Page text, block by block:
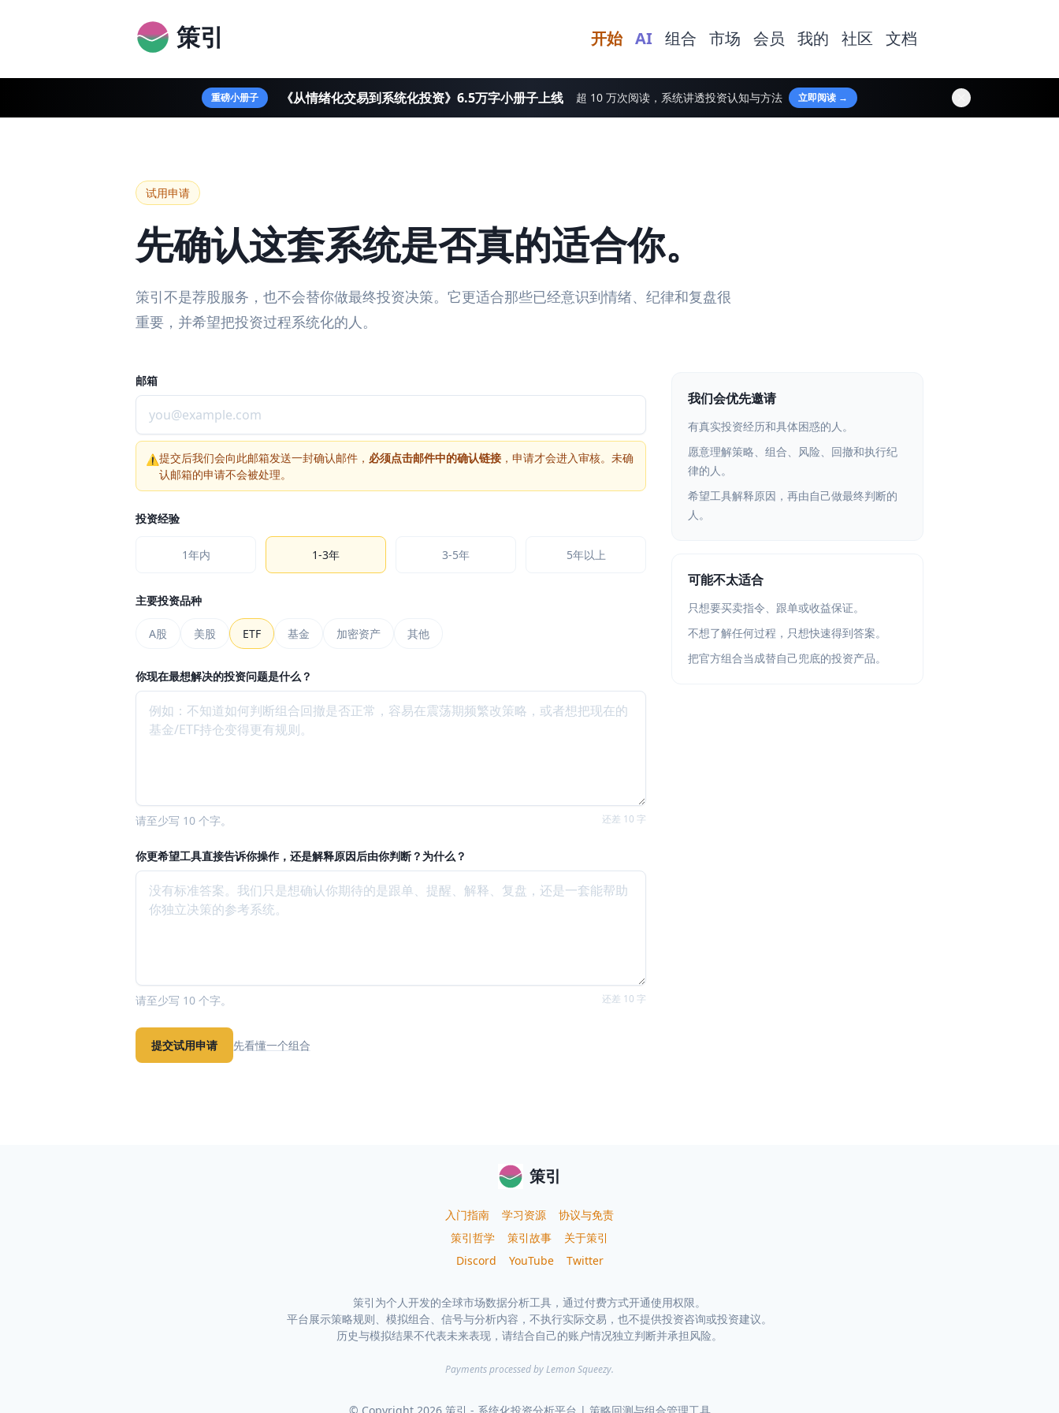
策引 开始 AI 组合 市场 会员 我的 社区 文档
重磅小册子 《从情绪化交易到系统化投资》6.5万字小册子上线 超 10 万次阅读，系统讲透投资认知与方法 立即阅读 →
试用申请
先确认这套系统是否真的适合你。
策引不是荐股服务，也不会替你做最终投资决策。它更适合那些已经意识到情绪、纪律和复盘很
重要，并希望把投资过程系统化的人。
邮箱
⚠提交后我们会向此邮箱发送一封确认邮件， 必须点击邮件中的确认链接 ，申请才会进入审核。未确
认邮箱的申请不会被处理。
投资经验
1年内 1-3年 3-5年 5年以上
主要投资品种
A股 美股 ETF 基金 加密资产 其他
你现在最想解决的投资问题是什么？
请至少写 10 个字。 还差 10 字
你更希望工具直接告诉你操作，还是解释原因后由你判断？为什么？
请至少写 10 个字。 还差 10 字
提交试用申请 先看懂一个组合
我们会优先邀请
有真实投资经历和具体困惑的人。
愿意理解策略、组合、风险、回撤和执行纪
律的人。
希望工具解释原因，再由自己做最终判断的
人。
可能不太适合
只想要买卖指令、跟单或收益保证。
不想了解任何过程，只想快速得到答案。
把官方组合当成替自己兜底的投资产品。
策引
入门指南 学习资源
协议与免责
策引哲学
策引故事
关于策引
Discord
YouTube Twitter
策引为个人开发的全球市场数据分析工具，通过付费方式开通使用权限。
平台展示策略规则、模拟组合、信号与分析内容，不执行实际交易，也不提供投资咨询或投资建议。
历史与模拟结果不代表未来表现，请结合自己的账户情况独立判断并承担风险。
Payments processed by Lemon Squeezy.
© Copyright 2026 策引 - 系统化投资分析平台 | 策略回测与组合管理工具